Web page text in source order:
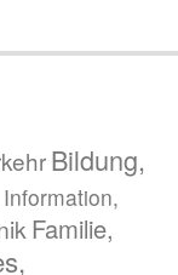
Bildung,
Familie,